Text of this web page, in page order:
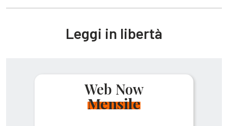
Leggi in libertà
Web Now
Mensile